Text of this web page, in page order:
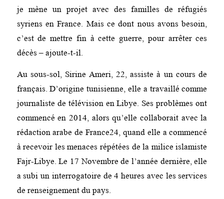
je mène un projet avec des familles de réfugiés
syriens en France. Mais ce dont nous avons besoin,
c’est de mettre fin à cette guerre, pour arrêter ces
décès – ajoute-t-il.
Au sous-sol, Sirine Ameri, 22, assiste à un cours de
français. D’origine tunisienne, elle a travaillé comme
journaliste de télévision en Libye. Ses problèmes ont
commencé en 2014, alors qu’elle collaborait avec la
rédaction arabe de France24, quand elle a commencé
à recevoir les menaces répétées de la milice islamiste
Fajr-Libye. Le 17 Novembre de l’année dernière, elle
a subi un interrogatoire de 4 heures avec les services
de renseignement du pays.